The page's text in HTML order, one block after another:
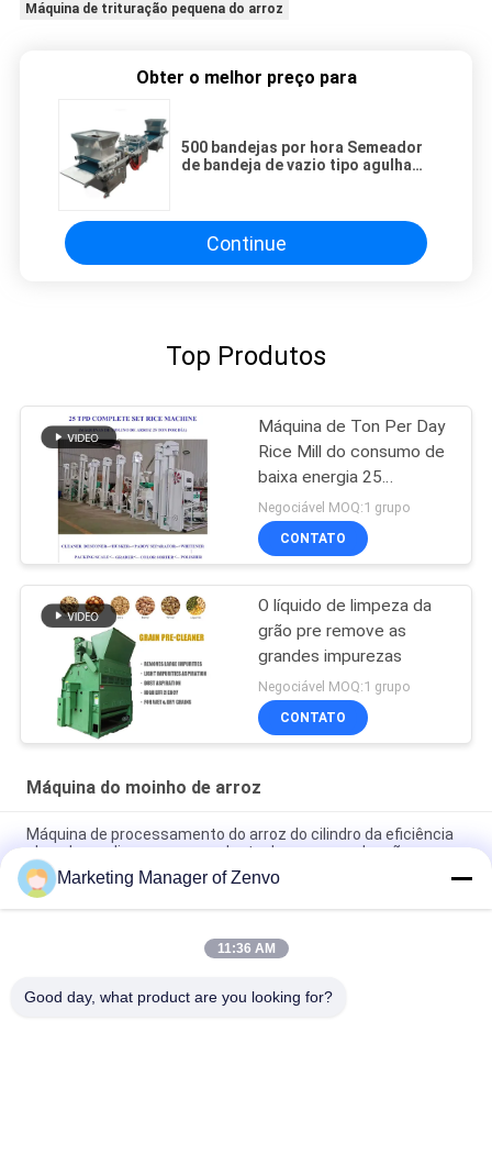
Máquina de trituração pequena do arroz
Obter o melhor preço para
500 bandejas por hora Semeador
de bandeja de vazio tipo agulha
Continue
Top Produtos
Máquina de Ton Per Day
Rice Mill do consumo de
baixa energia 25
totalmente automático
Negociável MOQ:1 grupo
CONTATO
O líquido de limpeza da
grão pre remove as
grandes impurezas
Negociável MOQ:1 grupo
CONTATO
Máquina do moinho de arroz
Máquina de processamento do arroz do cilindro da eficiência
elevada que limpa pre para planta de secagem de grão
20 Ton/H galvanizaram o elevador de cubeta para Paddy
Drying Plant
Tipo de baixo nível de ruído compressor do parafuso de ar
Marketing Manager of Zenvo
11:36 AM
Good day, what product are you looking for?